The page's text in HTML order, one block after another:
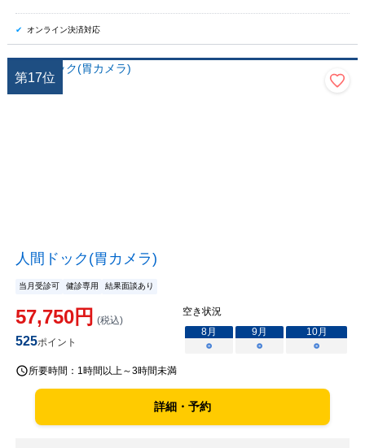
オンライン決済対応
第17位
人間ドック(胃カメラ)
当月受診可 健診専用 結果面談あり
57,750円 (税込)
525ポイント
空き状況
8月 9月 10月
○
○ ○
所要時間： 1時間以上～3時間未満
詳細・予約